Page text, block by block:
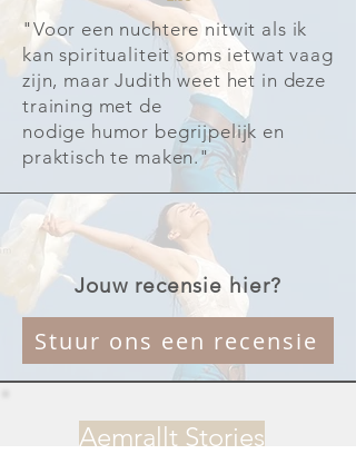
"Voor een nuchtere nitwit als ik
kan spiritualiteit soms ietwat vaag
zijn, maar Judith weet het in deze
training met de
nodige humor begrijpelijk en
praktisch te maken."
Jouw recensie hier?
Stuur ons een recensie
Aemrallt Stories